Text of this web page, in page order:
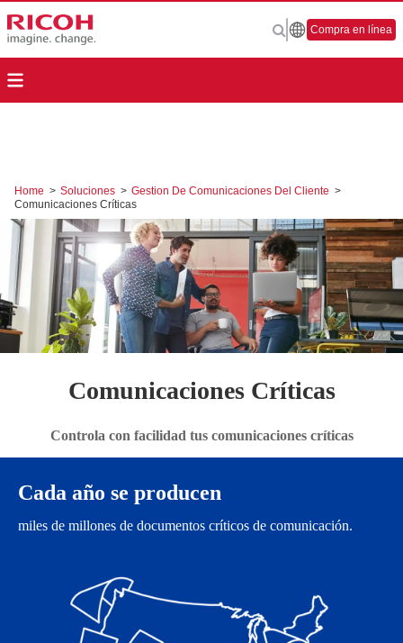
Compra en línea
Home > Soluciones > Gestion De Comunicaciones Del Cliente >
Comunicaciones Críticas
Comunicaciones Críticas
Controla con facilidad tus comunicaciones críticas
Cada año se producen
miles de millones de documentos críticos de comunicación.